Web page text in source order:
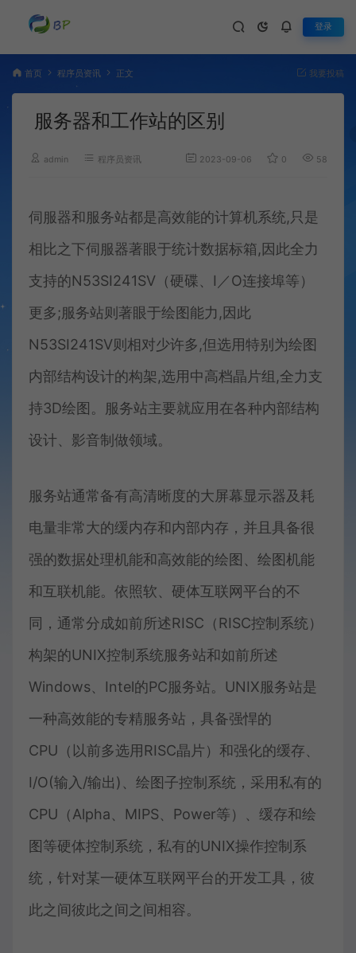
登录
首页 程序员资讯 正文 我要投稿
服务器和工作站的区别
admin 程序员资讯 2023-09-06 0 589
伺服器和服务站都是高效能的计算机系统,只是
相比之下伺服器著眼于统计数据标箱,因此全力
支持的N53SI241SV（硬碟、I／O连接埠等）
更多;服务站则著眼于绘图能力,因此
N53SI241SV则相对少许多,但选用特别为绘图
内部结构设计的构架,选用中高档晶片组,全力支
持3D绘图。服务站主要就应用在各种内部结构
设计、影音制做领域。
服务站通常备有高清晰度的大屏幕显示器及耗
电量非常大的缓内存和内部内存，并且具备很
强的数据处理机能和高效能的绘图、绘图机能
和互联机能。依照软、硬体互联网平台的不
同，通常分成如前所述RISC（RISC控制系统）
构架的UNIX控制系统服务站和如前所述
Windows、Intel的PC服务站。UNIX服务站是
一种高效能的专精服务站，具备强悍的
CPU（以前多选用RISC晶片）和强化的缓存、
I/O(输入/输出)、绘图子控制系统，采用私有的
CPU（Alpha、MIPS、Power等）、缓存和绘
图等硬体控制系统，私有的UNIX操作控制系
统，针对某一硬体互联网平台的开发工具，彼
此之间彼此之间之间相容。